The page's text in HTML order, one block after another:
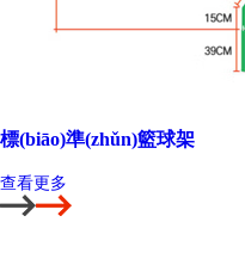
標(biāo)準(zhǔn)籃球架
查看更多